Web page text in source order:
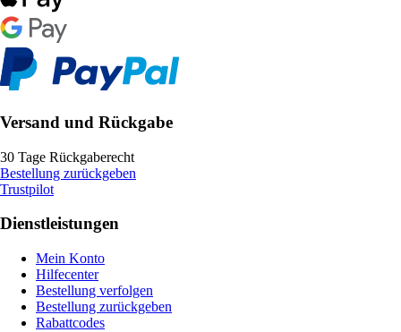
Versand und Rückgabe
30 Tage Rückgaberecht
Bestellung zurückgeben
Trustpilot
Dienstleistungen
Mein Konto
Hilfecenter
Bestellung verfolgen
Bestellung zurückgeben
Rabattcodes